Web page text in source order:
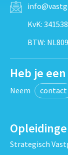
KvK:
BTW:
Heb je
Neem contact
Strategisch